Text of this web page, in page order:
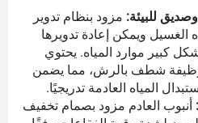
للبيئة: مزود بنظام تدوير
الغسيل ويمكن إعادة تدويرها
كبير موارد المياه. يحتوي
شطف بالرش، مما يضمن
المياه العادمة تدريجيًا.
أنبوب العادم مزود بصمام تخفيف